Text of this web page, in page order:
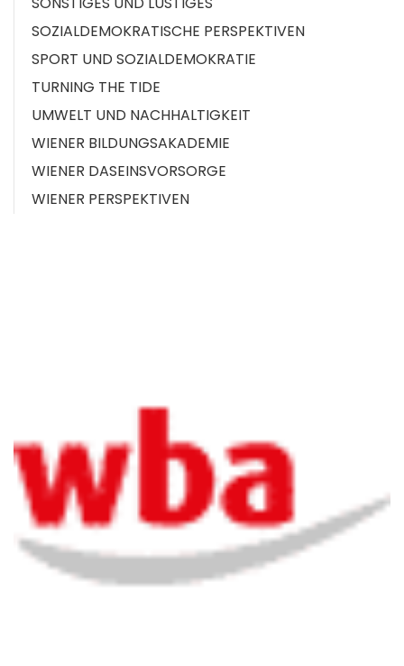
SOZIALDEMOKRATISCHE PERSPEKTIVEN
SPORT UND SOZIALDEMOKRATIE
TURNING THE TIDE
UMWELT UND NACHHALTIGKEIT
WIENER BILDUNGSAKADEMIE
WIENER DASEINSVORSORGE
WIENER PERSPEKTIVEN